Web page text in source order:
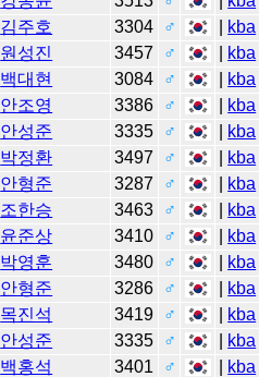
김주호 3304 ♂ kba
원성진 3457 ♂ kba
백대현 3084 ♂ kba
안조영 3386 ♂ kba
안성준 3335 ♂ kba
박정환 3497 ♂ kba
안형준 3287 ♂ kba
조한승 3463 ♂ kba
윤준상 3410 ♂ kba
박영훈 3480 ♂ kba
안형준 3286 ♂ kba
목진석 3419 ♂ kba
안성준 3335 ♂ kba
백홍석 3401 ♂ kba